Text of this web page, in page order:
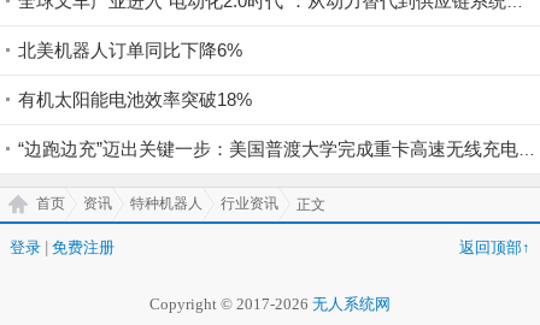
北美机器人订单同比下降6%
有机太阳能电池效率突破18%
首页 资讯 特种机器人 行业资讯 正文
登录 免费注册 返回顶部↑
Copyright © 2017-2026 无人系统网